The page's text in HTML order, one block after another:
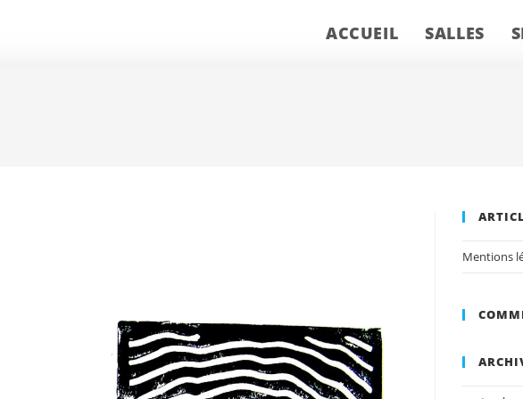
ACCUEIL SALLES
Mentions